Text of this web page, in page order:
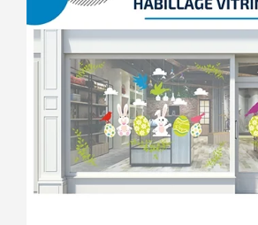
CONTACT